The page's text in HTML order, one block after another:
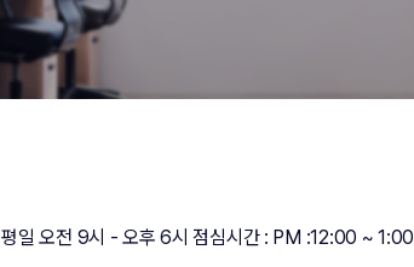
평일 오전 9시 - 오후 6시 점심시간 : PM :12:00 ~ 1:00